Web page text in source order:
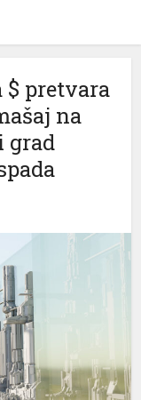
$ pretvara
na
grad